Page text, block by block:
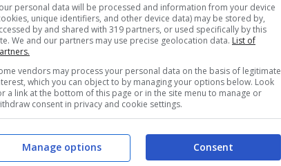
personal data will be processed and information from your device
unique identifiers, and other device data) may be stored by,
by and shared with 319 partners, or used specifically by this
We and our partners may use precise geolocation data. List of
vendors may process your personal data on the basis of legitimate
which you can object to by managing your options below. Look
a link at the bottom of this page or in the site menu to manage or
consent in privacy and cookie settings.
Consent
Manage options